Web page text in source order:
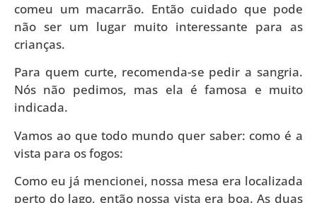
comeu um macarrão. Então cuidado que pode
não ser um lugar muito interessante para as
crianças.
Para quem curte, recomenda-se pedir a sangria.
Nós não pedimos, mas ela é famosa e muito
indicada.
Vamos ao que todo mundo quer saber: como é a
vista para os fogos:
Como eu já mencionei, nossa mesa era localizada
perto do lago, então nossa vista era boa. As duas